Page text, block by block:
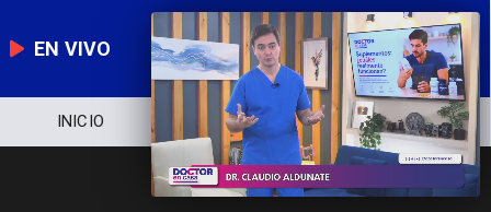
EN VIVO
INICIO NOTICIERO POLÍTICA